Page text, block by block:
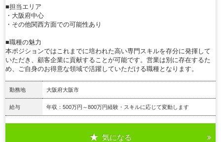
■担当エリア
・大阪府中心
・その他関西方面での可能性あり
■職種の魅力
本ポジションではこれまでに培われた高い専門スキルを存分に発揮して
いただき、顧客企業に貢献することが可能です。営業は別に存在するた
め、ご自身のお得意な領域で活躍していただける職種となります。
勤務地 大阪府大阪市
給与 年収：500万円～800万円経験・スキルに応じて変動します
気になる